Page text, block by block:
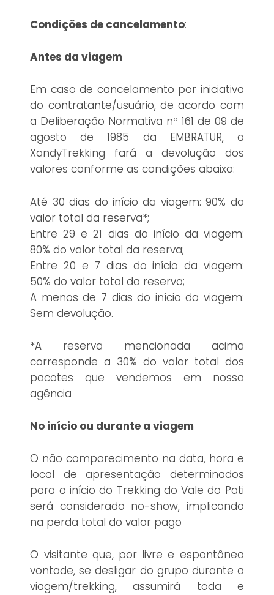
Condições de cancelamento:
Antes da viagem
Em caso de cancelamento por iniciativa
do contratante/usuário, de acordo com
a Deliberação Normativa nº 161 de 09 de
agosto de 1985 da EMBRATUR, a
XandyTrekking fará a devolução dos
valores conforme as condições abaixo:
Até 30 dias do início da viagem: 90% do
valor total da reserva*;
Entre 29 e 21 dias do início da viagem:
80% do valor total da reserva;
Entre 20 e 7 dias do início da viagem:
50% do valor total da reserva;
A menos de 7 dias do início da viagem:
Sem devolução.
*A reserva mencionada acima
corresponde a 30% do valor total dos
pacotes que vendemos em nossa
agência
No início ou durante a viagem
O não comparecimento na data, hora e
local de apresentação determinados
para o início do Trekking do Vale do Pati
será considerado no-show, implicando
na perda total do valor pago
O visitante que, por livre e espontânea
vontade, se desligar do grupo durante a
viagem/trekking, assumirá toda e